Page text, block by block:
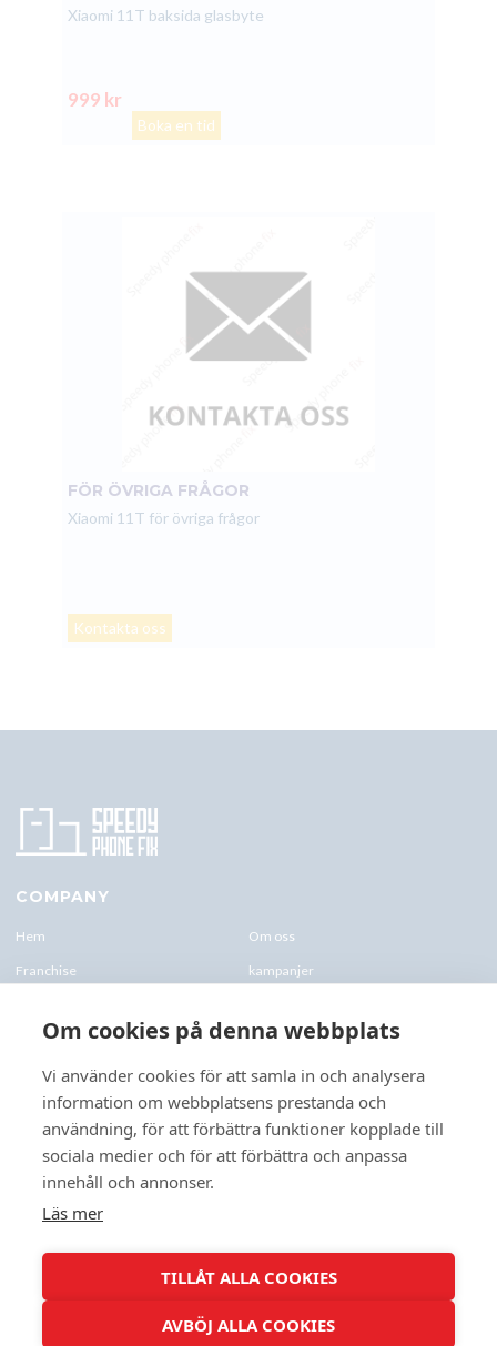
Xiaomi 11T baksida glasbyte
999 kr
Boka en tid
FÖR ÖVRIGA FRÅGOR
Xiaomi 11T för övriga frågor
Kontakta oss
COMPANY
Hem Om oss
Franchise kampanjer
Företagskund & Utbildning FAQs
CONTACTS
+46 070 0122 333
Företagsvägen 10, 227 61 Lund
Lund@speedyphonefix.net
Om cookies på denna webbplats
Vi använder cookies för att samla in och analysera
information om webbplatsens prestanda och
användning, för att förbättra funktioner kopplade till
sociala medier och för att förbättra och anpassa
innehåll och annonser.
Läs mer
TILLÅT ALLA COOKIES
AVBÖJ ALLA COOKIES